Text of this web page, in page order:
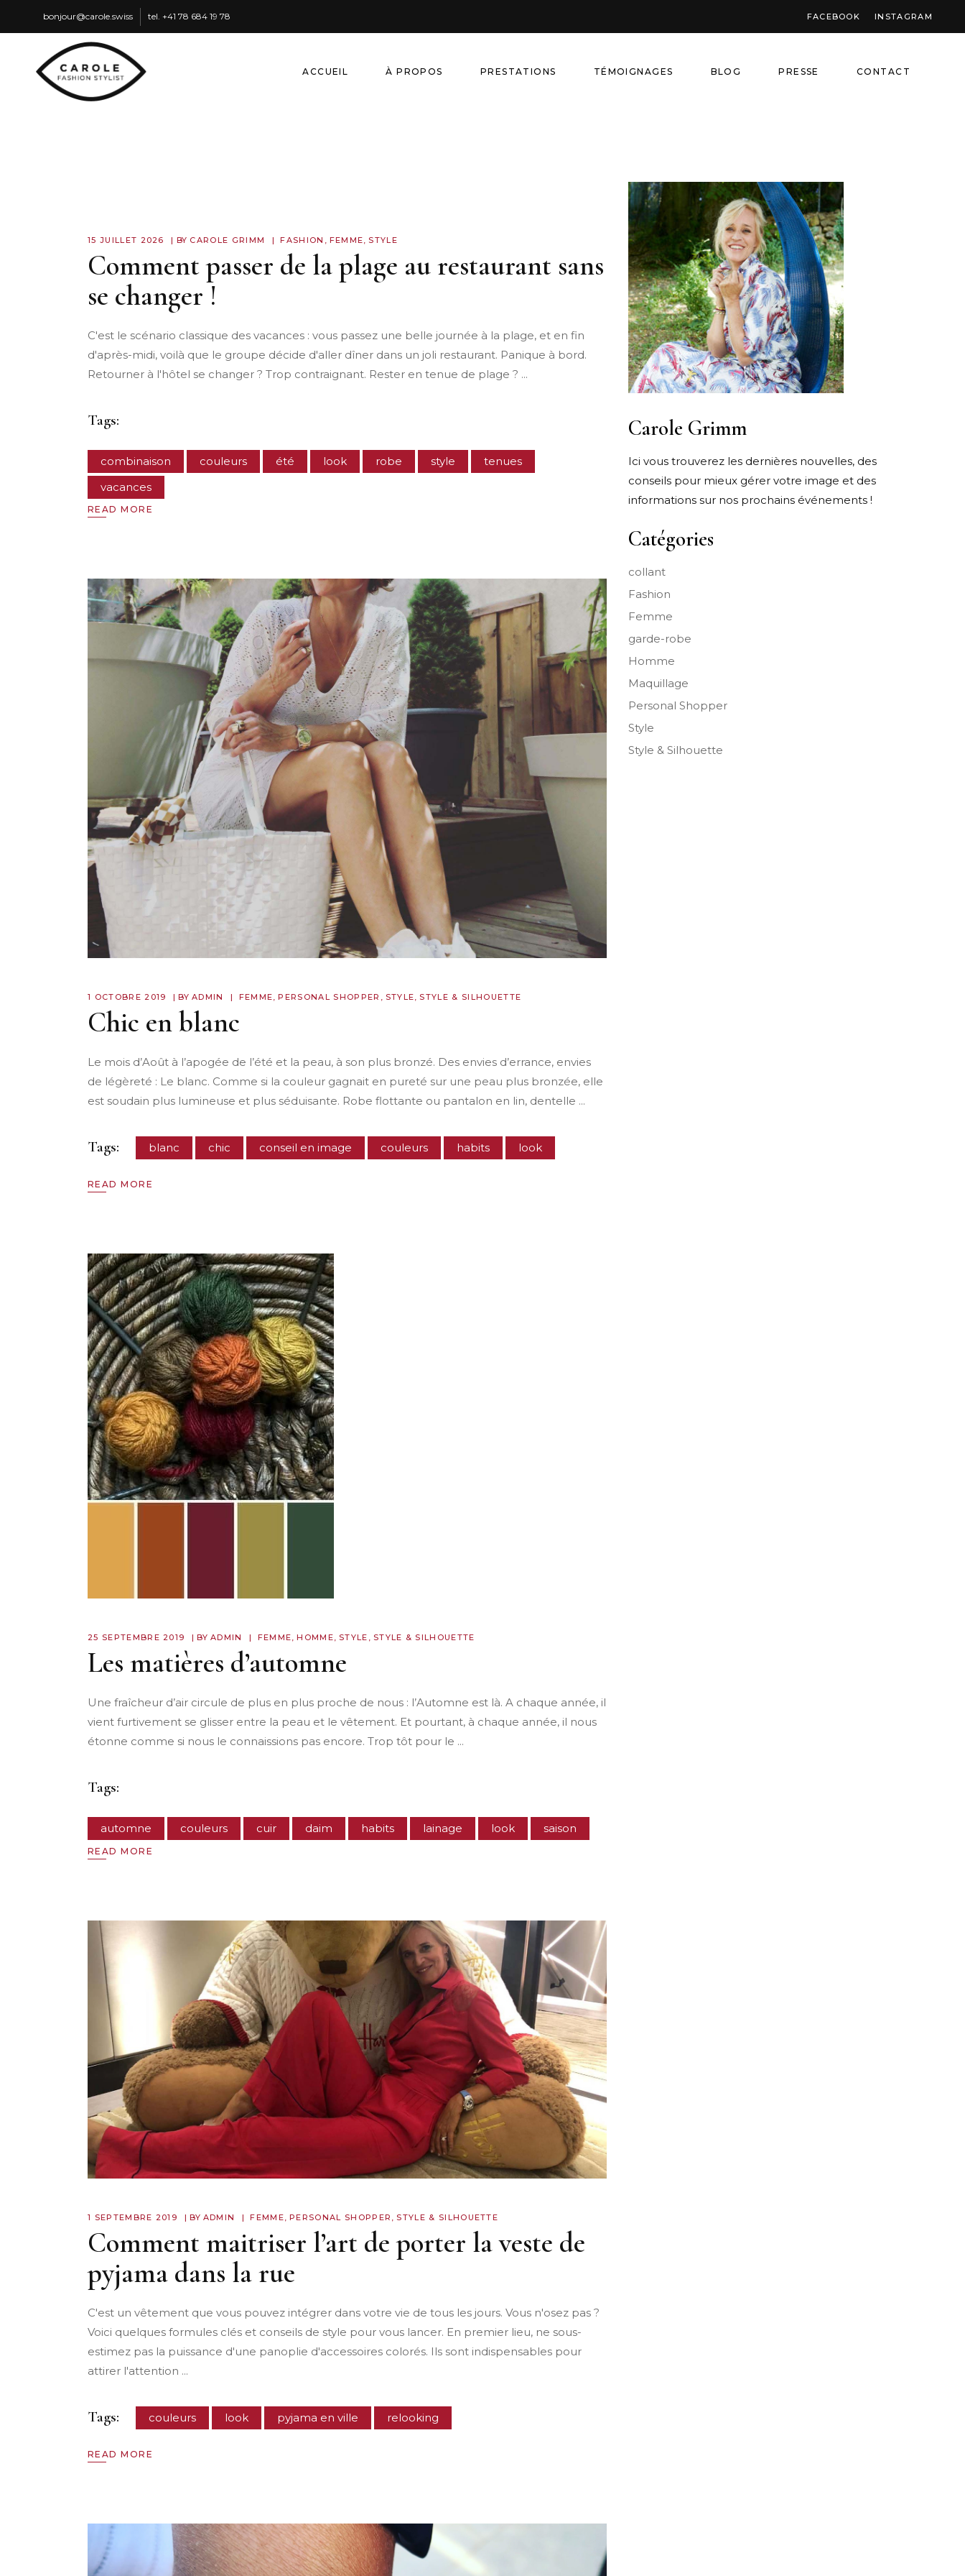
ssiws.elorac@ruojnob tel. 87 91 486 87 14+ FACEBOOK INSTAGRAM
ACCUEIL À PROPOS PRESTATIONS TÉMOIGNAGES BLOG PRESSE CONTACT
15 JUILLET 2026 BY CAROLE GRIMM FASHION , FEMME, STYLE
Comment passer de la plage au restaurant sans
se changer !
C'est le scénario classique des vacances : vous passez une belle journée à la plage, et en fin
d'après-midi, voilà que le groupe décide d'aller dîner dans un joli restaurant. Panique à bord.
Retourner à l'hôtel se changer ? Trop contraignant. Rester en tenue de plage ?
Tags:
combinaison couleurs été look robe style
tenues
vacances
READ MORE
1 OCTOBRE 2019 BYADMIN FEMME,PERSONAL SHOPPER , STYLE, STYLE & SILHOUETTE
Chic en blanc
Le mois d’Août à l’apogée de l’été et la peau, à son plus bronzé. Des envies d’errance, envies
de légèreté : Le blanc. Comme si la couleur gagnait en pureté sur une peau plus bronzée, elle
est soudain plus lumineuse et plus séduisante. Robe flottante ou pantalon en lin, dentelle
Tags: blanc chic conseil en image couleurs habits look
READ MORE
25 SEPTEMBRE 2019 BYADMIN FEMME,HOMME, STYLE , STYLE & SILHOUETTE
Les matières d’automne
Une fraîcheur d’air circule de plus en plus proche de nous : l’Automne est là. A chaque année, il
vient furtivement se glisser entre la peau et le vêtement. Et pourtant, à chaque année, il nous
étonne comme si nous le connaissions pas encore. Trop tôt pour le
Tags:
automne couleurs cuir daim habits lainage look saison
READ MORE
1 SEPTEMBRE 2019 BY ADMIN FEMME ,PERSONAL SHOPPER STYLE & SILHOUETTE
Comment maitriser l’art de porter la veste de
pyjama dans la rue
C'est un vêtement que vous pouvez intégrer dans votre vie de tous les jours. Vous n'osez pas ?
Voici quelques formules clés et conseils de style pour vous lancer. En premier lieu, ne sous-
estimez pas la puissance d'une panoplie d'accessoires colorés. Ils sont indispensables pour
attirer l'attention
Tags: couleurs look pyjama en ville relooking
READ MORE
Carole Grimm
Ici vous trouverez les dernières nouvelles, des
conseils pour mieux gérer votre image et des
informations sur nos prochains événements !
Catégories
collant
Fashion
Femme
garde-robe
Homme
Maquillage
Personal Shopper
Style
Style & Silhouette